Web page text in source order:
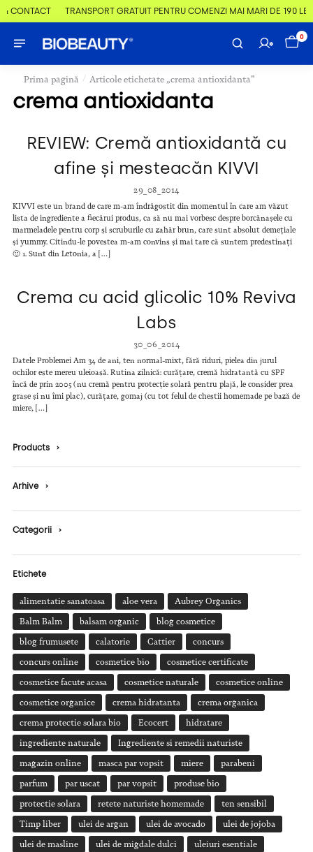
CONTACT TRANSPORT GRATUIT PENTRU COMENZI MAI MARI DE 190 LEI
0
Prima pagină / Articole etichetate „crema antioxidanta”
crema antioxidanta
REVIEW: Cremă antioxidantă cu
afine și mesteacăn KIVVI
29_08_2014
KIVVI este un brand de care m-am îndrăgostit din momentul în care am văzut
lista de ingrediente a fiecărui produs, ca să nu mai vorbesc despre borcănașele cu
marmeladele pentru corp și scruburile cu zahăr brun, care sunt absolut demețiale
și yummy. Citindu-le povestea m-am convins și mai tare că suntem predestinați
🙂 1. Sunt din Letonia, a […]
Crema cu acid glicolic 10% Reviva
Labs
30_06_2014
Datele Problemei Am 34 de ani, ten normal-mixt, fără riduri, pielea din jurul
ochilor este mereu uleioasă. Rutina zilnică: curățare, cremă hidratantă cu SPF
încă de prin 2005 (nu cremă pentru protecție solară pentru plajă, le consider prea
grase și nu îmi plac), curățare, gomaj (cu tot felul de chestii homemade pe bază de
miere, […]
Products ›
Arhive ›
Categorii ›
Etichete
alimentatie sanatoasa aloe vera Aubrey Organics
Balm Balm balsam organic blog cosmetice
blog frumusete calatorie Cattier concurs
concurs online cosmetice bio cosmetice certificate
cosmetice facute acasa cosmetice naturale cosmetice online
cosmetice organice crema hidratanta crema organica
crema protectie solara bio Ecocert hidratare
ingrediente naturale Ingrediente si remedii naturiste
magazin online masca par vopsit miere parabeni
parfum par uscat par vopsit produse bio
protectie solara retete naturiste homemade ten sensibil
Timp liber ulei de argan ulei de avocado ulei de jojoba
ulei de masline ulei de migdale dulci uleiuri esentiale